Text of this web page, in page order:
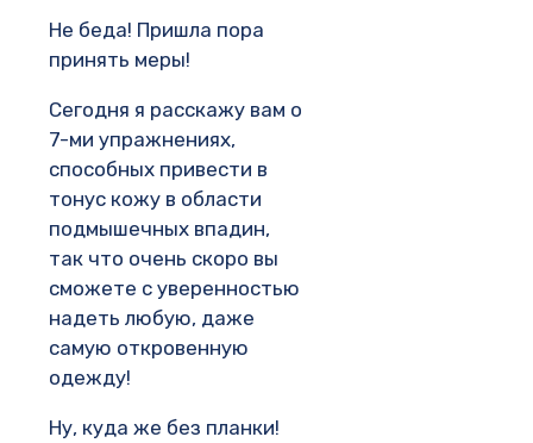
Не беда! Пришла пора
принять меры!
Сегодня я расскажу вам о
7-ми упражнениях,
способных привести в
тонус кожу в области
подмышечных впадин,
так что очень скоро вы
сможете с уверенностью
надеть любую, даже
самую откровенную
одежду!
Ну, куда же без планки!